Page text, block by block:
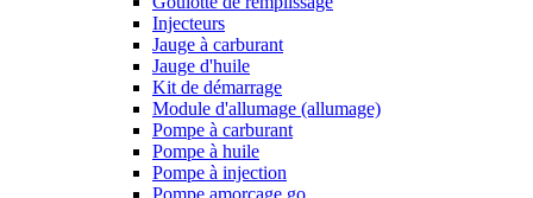
Injecteurs
Jauge à carburant
Jauge d'huile
Kit de démarrage
Module d'allumage (allumage)
Pompe à carburant
Pompe à huile
Pompe à injection
Pompe amorçage go